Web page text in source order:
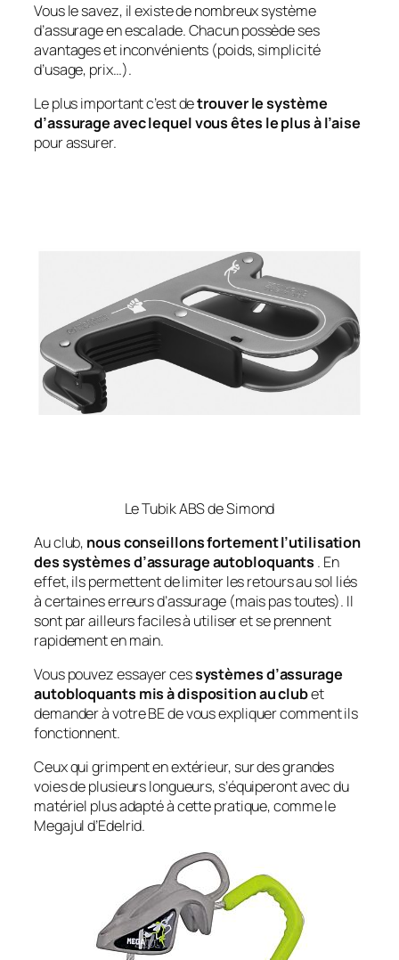
Vous le savez, il existe de nombreux système
d’assurage en escalade. Chacun possède ses
avantages et inconvénients (poids, simplicité
d’usage, prix…).
Le plus important c’est detrouver le système
d’assurage avec lequel vous êtes le plus à l’aise
pour assurer.
Le Tubik ABS de Simond
Au club, nous conseillons fortement l’utilisation
des systèmes d’assurage autobloquants . En
effet, ils permettent de limiter les retours au sol liés
à certaines erreurs d’assurage (mais pas toutes). Il
sont par ailleurs faciles à utiliser et se prennent
rapidement en main.
Vous pouvez essayer cessystèmes d’assurage
autobloquants mis à disposition au clubet
demander à votre BE de vous expliquer comment ils
fonctionnent.
Ceux qui grimpent en extérieur, sur des grandes
voies de plusieurs longueurs, s’équiperont avec du
matériel plus adapté à cette pratique, comme le
Megajul d’Edelrid.